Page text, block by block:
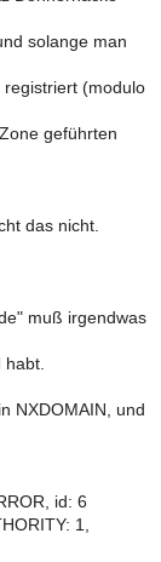
solange man
registriert (modulo
geführten
das nicht.
muß irgendwas
habt.
NXDOMAIN, und
id: 6
1,